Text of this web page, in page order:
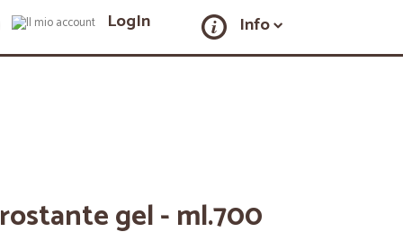
LogIn Info
gel - ml.700